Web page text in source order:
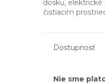
dosku,
čistiacim
Dostupnosť
Nie sme